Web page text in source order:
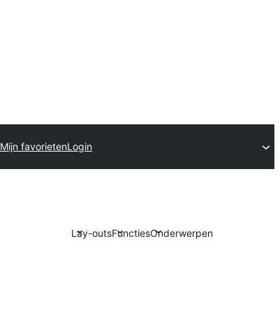
Mijn favorietenLogin
Lay-outsFunctiesOnderwerpen